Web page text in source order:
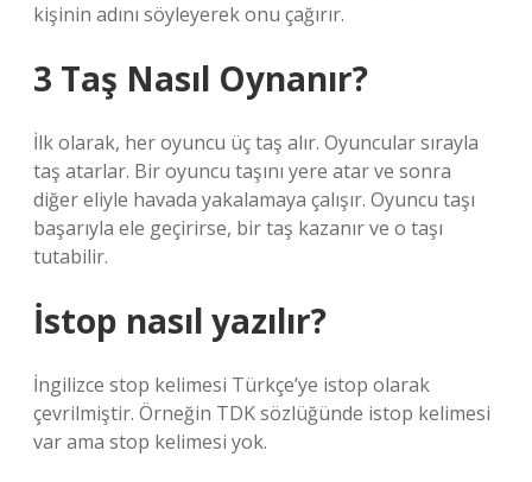
kişinin adını söyleyerek onu çağırır.
3 Taş Nasıl Oynanır?
İlk olarak, her oyuncu üç taş alır. Oyuncular sırayla
taş atarlar. Bir oyuncu taşını yere atar ve sonra
diğer eliyle havada yakalamaya çalışır. Oyuncu taşı
başarıyla ele geçirirse, bir taş kazanır ve o taşı
tutabilir.
İstop nasıl yazılır?
İngilizce stop kelimesi Türkçe’ye istop olarak
çevrilmiştir. Örneğin TDK sözlüğünde istop kelimesi
var ama stop kelimesi yok.